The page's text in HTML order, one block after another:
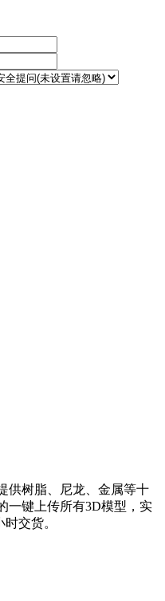
供树脂、尼龙、金属等十
一键上传所有3D模型，实
交货。